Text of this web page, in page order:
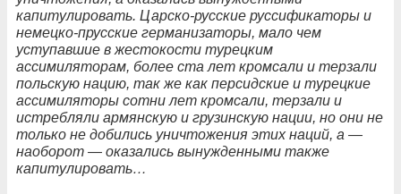
капитулировать. Царско-русские руссификаторы и
немецко-прусские германизаторы, мало чем
уступавшие в жестокости турецким
ассимиляторам, более ста лет кромсали и терзали
польскую нацию, так же как персидские и турецкие
ассимиляторы сотни лет кромсали, терзали и
истребляли армянскую и грузинскую нации, но они не
только не добились уничтожения этих наций, а —
наоборот — оказались вынужденными также
капитулировать…